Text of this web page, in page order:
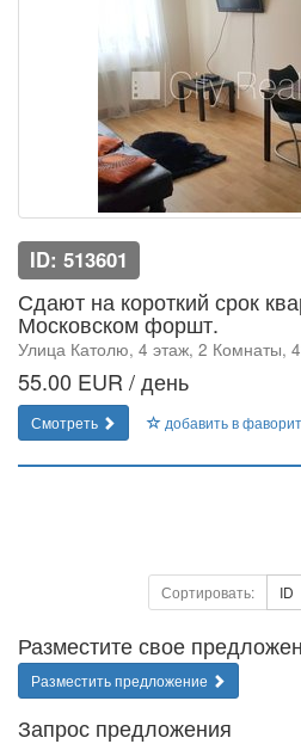
ID: 513601
Сдают на короткий срок
Московском форшт.
Улица Католю, 4 этаж, 2 Комнаты,
55.00 EUR / день
Смотреть добавить в
Сортировать: ID
Разместите свое
Разместить предложение
Запрос предложения